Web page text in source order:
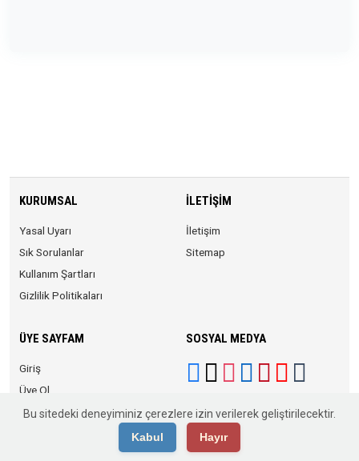
KURUMSAL
Yasal Uyarı
Sık Sorulanlar
Kullanım Şartları
Gizlilik Politikaları
İLETIŞIM
İletişim
Sitemap
ÜYE SAYFAM
Giriş
Üye Ol
SOSYAL MEDYA
© 2026 Anadolu KOBİ. Tüm Hakları Saklıdır.
Bu sitedeki deneyiminiz çerezlere izin verilerek geliştirilecektir.
Kabul
Hayır